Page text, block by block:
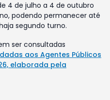
4 de julho a 4 de outubro
podendo permanecer até
segundo turno.
ser consultadas
aos Agentes Públicos
elaborada pela